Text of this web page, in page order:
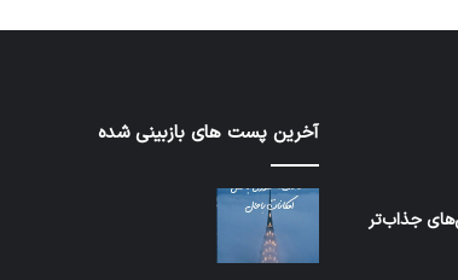
جذاب‌تر
آخرین پست های بازبینی شده
کدام
پیام‌رسان
اطلاعات
کاربران
را